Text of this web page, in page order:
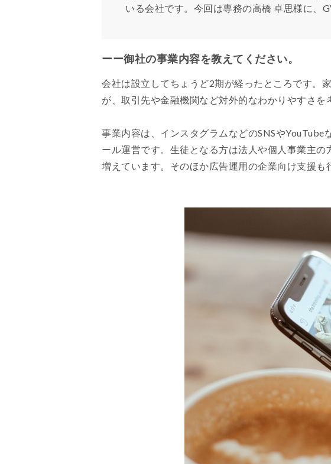
いる会社です。今回は専務の高橋 卓思様に、
ーー御社の事業内容を教えてください。
会社は設立してちょうど2期が経ったところです。
が、取引先や金融機関など対外的なわかりやすさを
事業内容は、インスタグラムなどのSNSや
ール運営です。生徒となる方は法人や個人事業主
増えています。そのほか広告運用の企業向け支援も